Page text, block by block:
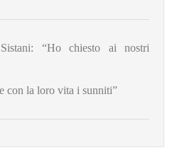
“Ho chiesto ai nostri
con la loro vita i sunniti”